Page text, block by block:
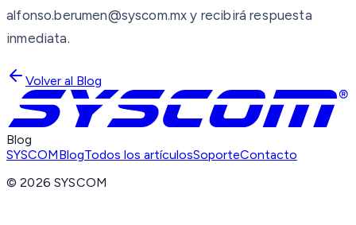
alfonso.berumen@syscom.mx y recibirá respuesta
inmediata.
Volver al Blog
Blog
SYSCOMBlogTodos los artículosSoporteContacto
©2026 SYSCOM